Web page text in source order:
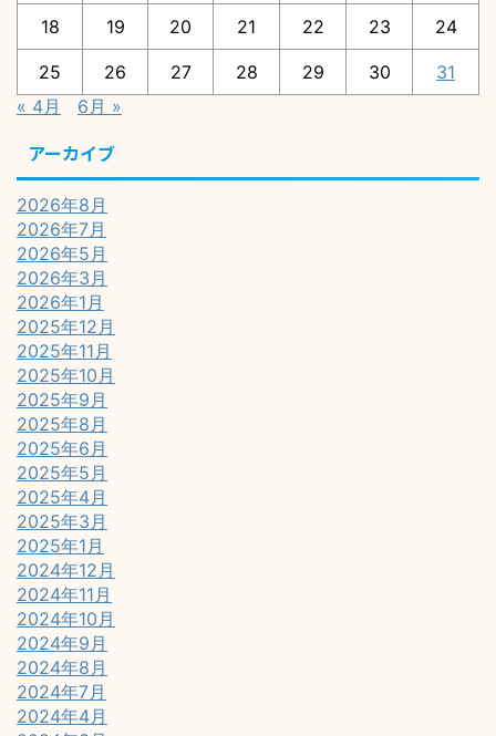
18 19 20 21 22 23 24
25 26 27 28 29 30
31
« 4月
6月 »
アーカイブ
2026年8月
2026年7月
2026年5月
2026年3月
2026年1月
2025年12月
2025年11月
2025年10月
2025年9月
2025年8月
2025年6月
2025年5月
2025年4月
2025年3月
2025年1月
2024年12月
2024年11月
2024年10月
2024年9月
2024年8月
2024年7月
2024年4月